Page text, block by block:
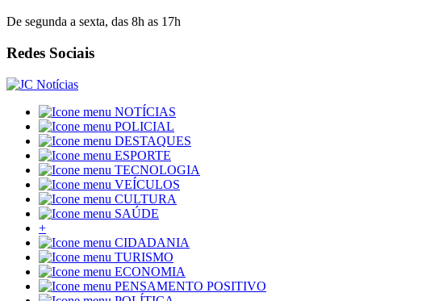
De segunda a sexta, das 8h as 17h
Redes Sociais
NOTÍCIAS
POLICIAL
DESTAQUES
ESPORTE
TECNOLOGIA
VEÍCULOS
CULTURA
SAÚDE
+
CIDADANIA
TURISMO
ECONOMIA
PENSAMENTO POSITIVO